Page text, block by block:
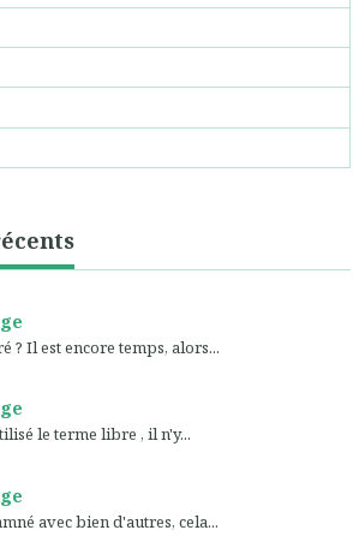
? Il est encore temps, alors...
le terme libre , il n'y...
avec bien d'autres, cela...